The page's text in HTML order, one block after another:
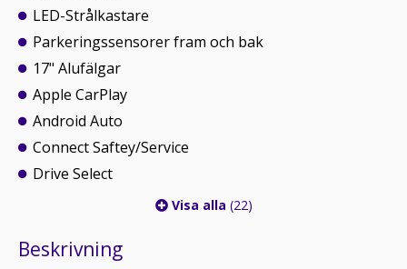
LED-Strålkastare
Parkeringssensorer fram och bak
17" Alufälgar
Apple CarPlay
Android Auto
Connect Saftey/Service
Drive Select
Visa alla (22)
Beskrivning